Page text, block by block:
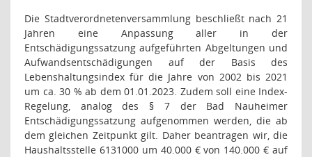
Die Stadtverordnetenversammlung beschließt nach 21
Jahren eine Anpassung aller in der
Entschädigungssatzung aufgeführten Abgeltungen und
Aufwandsentschädigungen auf der Basis des
Lebenshaltungsindex für die Jahre von 2002 bis 2021
um ca. 30 % ab dem 01.01.2023. Zudem soll eine Index-
Regelung, analog des § 7 der Bad Nauheimer
Entschädigungssatzung aufgenommen werden, die ab
dem gleichen Zeitpunkt gilt. Daher beantragen wir, die
Haushaltsstelle 6131000 um 40.000 € von 140.000 € auf